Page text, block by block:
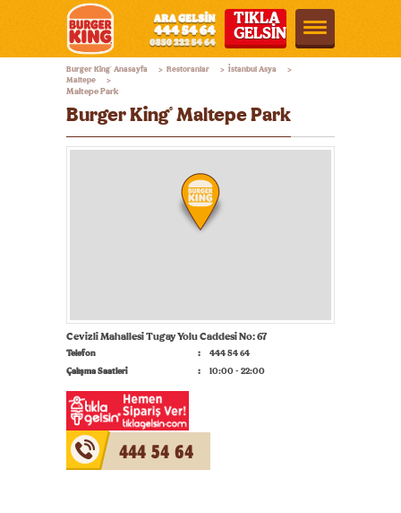
Burger
King®
TIKLA
GELSİN
Burger King® Anasayfa > Restoranlar > İstanbul Asya
>
Maltepe
>
Maltepe Park
Burger King® Maltepe Park
Cevizli Mahallesi Tugay Yolu Caddesi No: 67
Telefon
444 54 64
Çalışma Saatleri
10:00 - 22:00
444 54 64